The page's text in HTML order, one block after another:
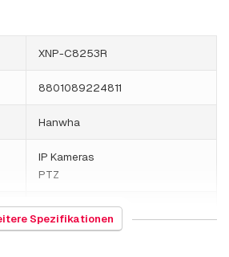
XNP-C8253R
8801089224811
Hanwha
IP Kameras
PTZ
852589
Spezifikationen